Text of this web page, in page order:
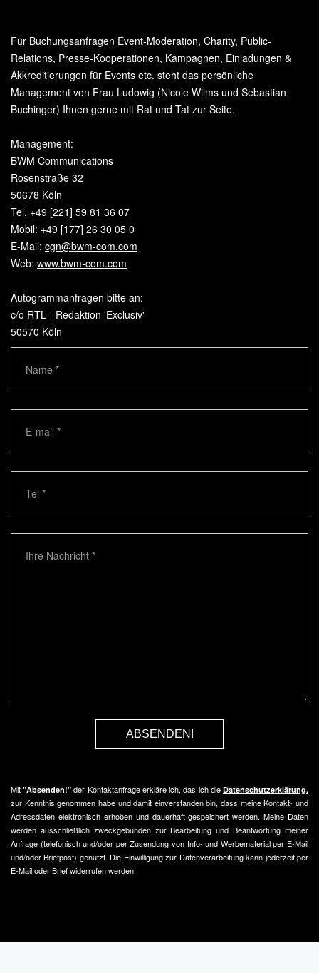
Für Buchungsanfragen Event-Moderation, Charity, Public-
Relations, Presse-Kooperationen, Kampagnen, Einladungen &
Akkreditierungen für Events etc. steht das persönliche
Management von Frau Ludowig (Nicole Wilms und Sebastian
Buchinger) Ihnen gerne mit Rat und Tat zur Seite.
Management:
BWM Communications
Rosenstraße 32
50678 Köln
Tel. +49 [221] 59 81 36 07
Mobil: +49 [177] 26 30 05 0
E-Mail: cgn@bwm-com.com
Web: www.bwm‐com.com
Autogrammanfragen bitte an:
c/o RTL - Redaktion 'Exclusiv'
50570 Köln
ABSENDEN!
Mit"Absenden!"der Kontaktanfrage erkläre ich, das ich dieDatenschutzerklärung.
zur Kenntnis genommen habe und damit einverstanden bin, dass meine Kontakt- und
Adressdaten elektronisch erhoben und dauerhaft gespeichert werden. Meine Daten
werden ausschließlich zweckgebunden zur Bearbeitung und Beantwortung meiner
Anfrage (telefonisch und/oder per Zusendung von Info- und Werbematerial per E-Mail
und/oder Briefpost) genutzt. Die Einwilligung zur Datenverarbeitung kann jederzeit per
E-Mail oder Brief widerrufen werden.